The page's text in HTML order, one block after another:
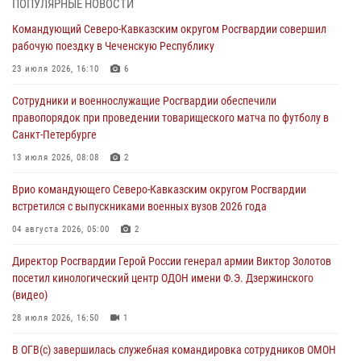
выпуска «Легенды армии с Александром Маршалом»
07 августа 2026, 12:00
Смольного собора в Санкт-Петербурге (видео)
07 августа 2026, 11:34 3
В Курске росгвардейцы провели занятие по основам
07 августа 2026, 11:33
Рэпер ST посетил раненых росгвардейцев в Главном военном
07 августа 2026, 11:18
ПОПУЛЯРНЫЕ НОВОСТИ
Командующий Северо-Кавказским округом Росгвардии совершил
рабочую поездку в Чеченскую Республику
23 июля 2026, 16:10 6
Сотрудники и военнослужащие Росгвардии обеспечили
правопорядок при проведении товарищеского матча по футболу в
Санкт-Петербурге
13 июля 2026, 08:08 2
Врио командующего Северо-Кавказским округом Росгвардии
встретился с выпускниками военных вузов 2026 года
04 августа 2026, 05:00 2
Директор Росгвардии Герой России генерал армии Виктор Золотов
посетил кинологический центр ОДОН имени Ф.Э. Дзержинского
(видео)
28 июля 2026, 16:50 1
В ОГВ(с) завершилась служебная командировка сотрудников ОМОН